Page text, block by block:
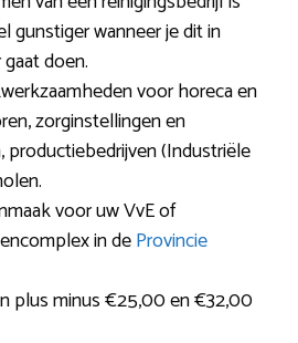
gunstiger wanneer je dit in
doen.
voor horeca en
zorginstellingen en
productiebedrijven (Industriële
voor uw VvE of
in deProvincie
plus minus €25,00 en €32,00